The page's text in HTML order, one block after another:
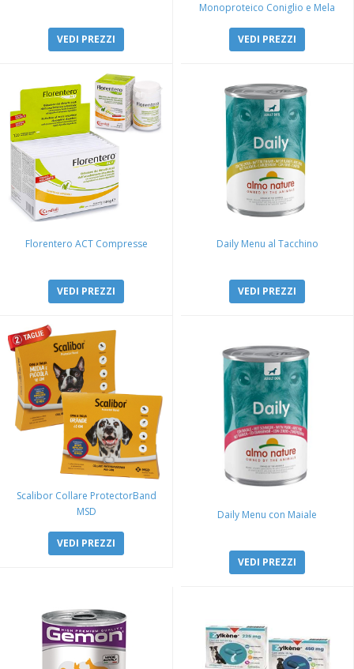
VEDI PREZZI
Monoproteico Coniglio e Mela
VEDI PREZZI
Florentero ACT Compresse
VEDI PREZZI
Daily Menu al Tacchino
VEDI PREZZI
Scalibor Collare ProtectorBand
MSD
VEDI PREZZI
Daily Menu con Maiale
VEDI PREZZI